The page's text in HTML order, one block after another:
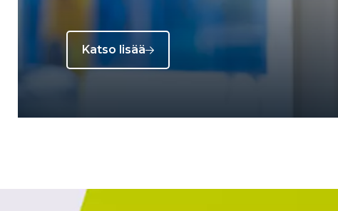
Katso lisää